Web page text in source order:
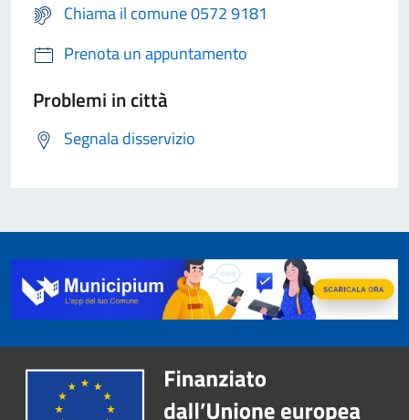
Chiama il comune 0572 9181
Prenota un appuntamento
Problemi in città
Segnala disservizio